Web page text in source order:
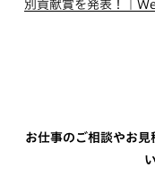
別貢献賞を発表！｜
お仕事のご相談やお